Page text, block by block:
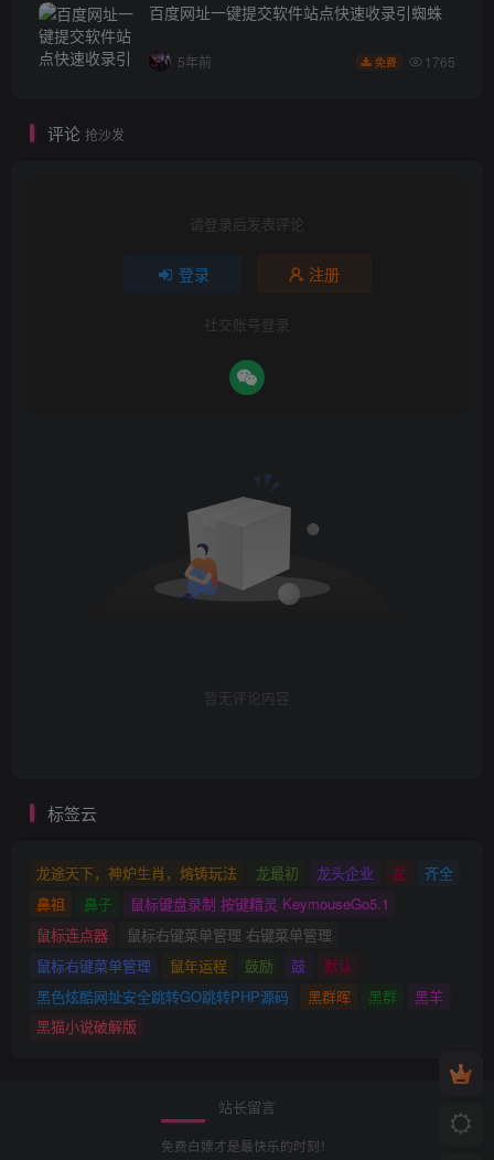
百度网址一键提交软件站点快速收录引蜘蛛
5年前 免费 1765
评论 抢沙发
请登录后发表评论
登录 注册
社交账号登录
暂无评论内容
标签云
龙途天下，神炉生肖，熔铸玩法 龙最初 龙头企业 龙
齐全
鼻祖
鼻子
鼠标键盘录制 按键精灵 KeymouseGo5.1
鼠标连点器
鼠标右键菜单管理 右键菜单管理
鼠标右键菜单管理
鼠年运程 鼓励 鼓
默认
黑色炫酷网址安全跳转GO跳转PHP源码
黑群晖 黑群
黑羊
黑猫小说破解版
站长留言
免费白嫖才是最快乐的时刻！